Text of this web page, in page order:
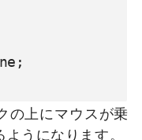
の上にマウスが乗
うになります。